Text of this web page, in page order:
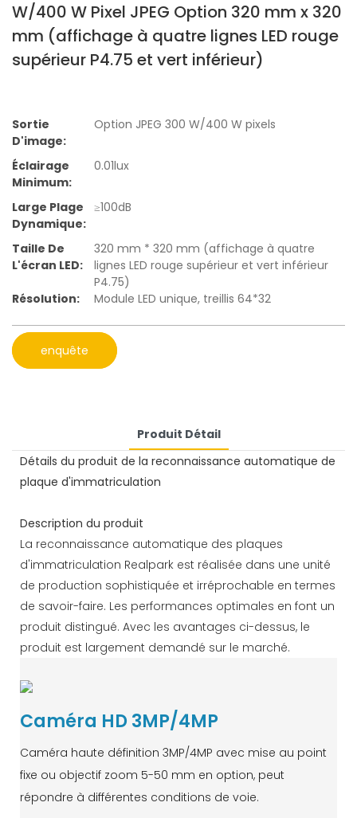
W/400 W Pixel JPEG Option 320 mm x 320
mm (affichage à quatre lignes LED rouge
supérieur P4.75 et vert inférieur)
Sortie
D'image:
Option JPEG 300 W/400 W pixels
Éclairage
Minimum:
0.01lux
Large Plage
Dynamique:
≥100dB
Taille De
L'écran LED:
320 mm * 320 mm (affichage à quatre
lignes LED rouge supérieur et vert inférieur
P4.75)
Résolution:
Module LED unique, treillis 64*32
enquête
Produit Détail
Détails du produit de la reconnaissance automatique de
plaque d'immatriculation
Description du produit
La reconnaissance automatique des plaques
d'immatriculation Realpark est réalisée dans une unité
de production sophistiquée et irréprochable en termes
de savoir-faire. Les performances optimales en font un
produit distingué. Avec les avantages ci-dessus, le
produit est largement demandé sur le marché.
Caméra HD 3MP/4MP
Caméra haute définition 3MP/4MP avec mise au point
fixe ou objectif zoom 5-50 mm en option, peut
répondre à différentes conditions de voie.